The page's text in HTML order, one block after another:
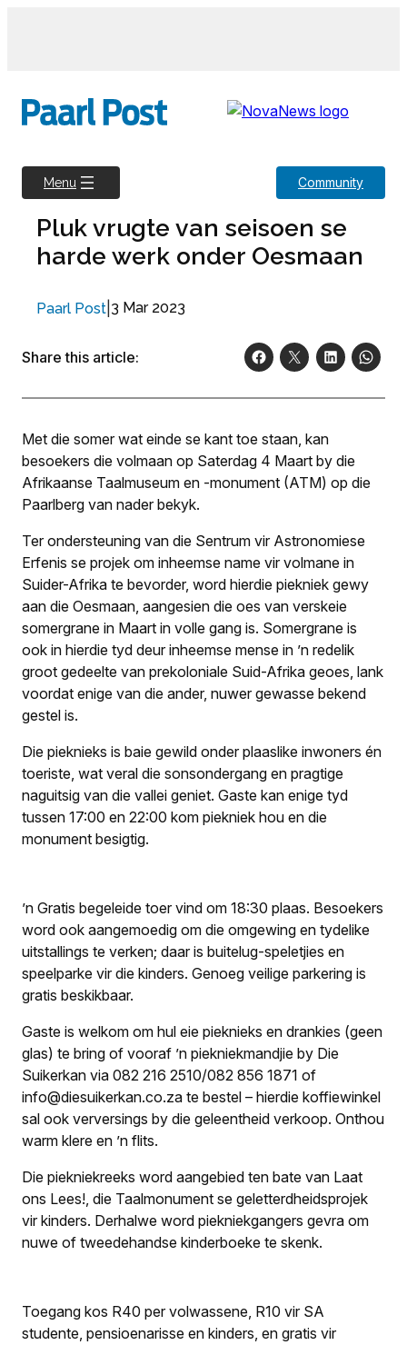
Menu Community
Pluk vrugte van seisoen se
harde werk onder Oesmaan
Paarl Post 3 Mar 2023
Share this article:
Met die somer wat einde se kant toe staan, kan
besoekers die volmaan op Saterdag 4 Maart by die
Afrikaanse Taalmuseum en -monument (ATM) op die
Paarlberg van nader bekyk.
Ter ondersteuning van die Sentrum vir Astronomiese
Erfenis se projek om inheemse name vir volmane in
Suider-Afrika te bevorder, word hierdie piekniek gewy
aan die Oesmaan, aangesien die oes van verskeie
somergrane in Maart in volle gang is. Somergrane is
ook in hierdie tyd deur inheemse mense in ’n redelik
groot gedeelte van prekoloniale Suid-Afrika geoes, lank
voordat enige van die ander, nuwer gewasse bekend
gestel is.
Die pieknieks is baie gewild onder plaaslike inwoners én
toeriste, wat veral die sonsondergang en pragtige
naguitsig van die vallei geniet. Gaste kan enige tyd
tussen 17:00 en 22:00 kom piekniek hou en die
monument besigtig.
’n Gratis begeleide toer vind om 18:30 plaas. Besoekers
word ook aangemoedig om die omgewing en tydelike
uitstallings te verken; daar is buitelug-speletjies en
speelparke vir die kinders. Genoeg veilige parkering is
gratis beskikbaar.
Gaste is welkom om hul eie pieknieks en drankies (geen
glas) te bring of vooraf ’n piekniekmandjie by Die
Suikerkan via 082 216 2510/082 856 1871 of
info@diesuikerkan.co.za te bestel – hierdie koffiewinkel
sal ook verversings by die geleentheid verkoop. Onthou
warm klere en ’n flits.
Die piekniekreeks word aangebied ten bate van Laat
ons Lees!, die Taalmonument se geletterdheidsprojek
vir kinders. Derhalwe word piekniekgangers gevra om
nuwe of tweedehandse kinderboeke te skenk.
Toegang kos R40 per volwassene, R10 vir SA
studente, pensioenarisse en kinders, en gratis vir